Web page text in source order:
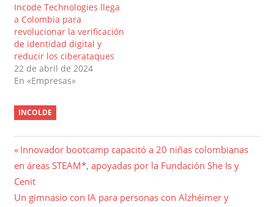
Incode Technologies llega
a Colombia para
revolucionar la verificación
de identidad digital y
reducir los ciberataques
22 de abril de 2024
En «Empresas»
INCOLDE
Navegación
de
entradas
Entrada
anterior:
Innovador bootcamp capacitó a 20 niñas colombianas
en áreas STEAM*, apoyadas por la Fundación She Is y
Cenit
Entrada
Un gimnasio con IA para personas con Alzhéimer y